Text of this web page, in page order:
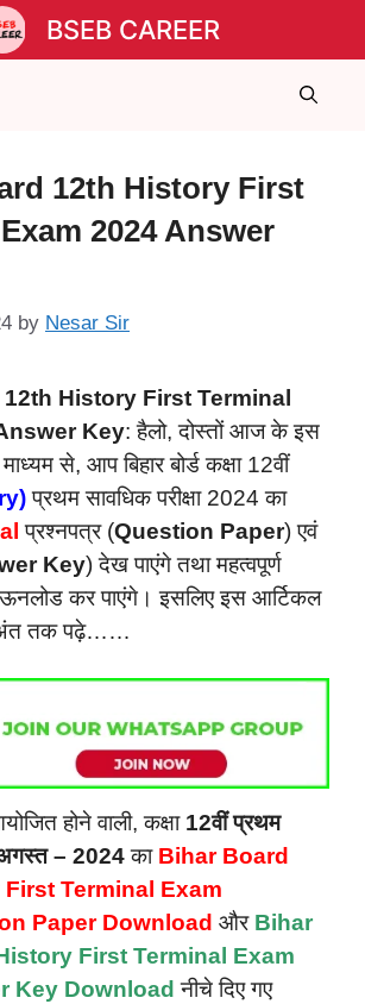
BSEB CAREER
12th History First
2024 Answer
by Nesar Sir
History First Terminal
Key: हैलो, दोस्तों आज के इस
से, आप बिहार बोर्ड कक्षा 12वीं
प्रथम सावधिक परीक्षा 2024 का
प्रश्नपत्र (Question Paper) एवं
Key) देख पाएंगे तथा महत्वपूर्ण
कर पाएंगे। इसलिए इस आर्टिकल
तक पढ़े……
आयोजित होने वाली, कक्षा 12वीं प्रथम
अगस्त – 2024का Bihar Board
Terminal Exam
Paper Download और Bihar
First Terminal Exam
Key Download नीचे दिए गए